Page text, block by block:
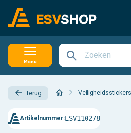
Menu
Terug Veiligheidsstickers
Artikelnummer:ESV110278